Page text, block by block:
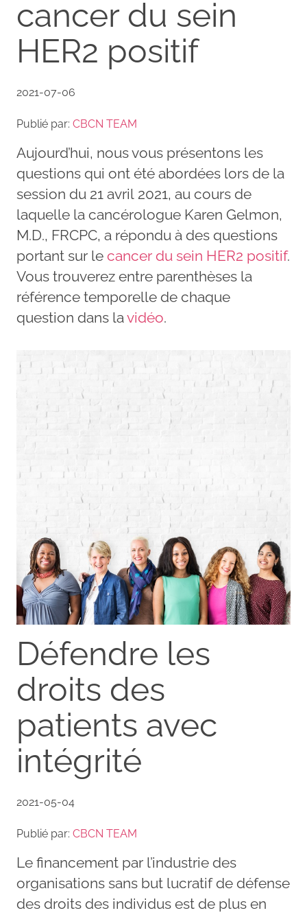
cancer du sein
HER2 positif
2021-07-06
Publié par: CBCN TEAM
Aujourd’hui, nous vous présentons les
questions qui ont été abordées lors de la
session du 21 avril 2021, au cours de
laquelle la cancérologue Karen Gelmon,
M.D., FRCPC, a répondu à des questions
portant sur le cancer du sein HER2 positif.
Vous trouverez entre parenthèses la
référence temporelle de chaque
question dans lavidéo.
Défendre les
droits des
patients avec
intégrité
2021-05-04
Publié par: CBCN TEAM
Le financement par l’industrie des
organisations sans but lucratif de défense
des droits des individus est de plus en